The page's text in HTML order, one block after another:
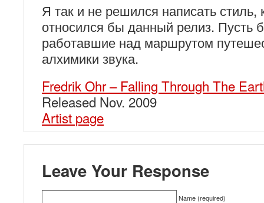
Я так и не решился написать стиль,
относился бы данный релиз. Пусть
работавшие над маршрутом
алхимики звука.
Fredrik Ohr – Falling Through The
Released Nov. 2009
Artist page
Leave Your Response
Name (required)